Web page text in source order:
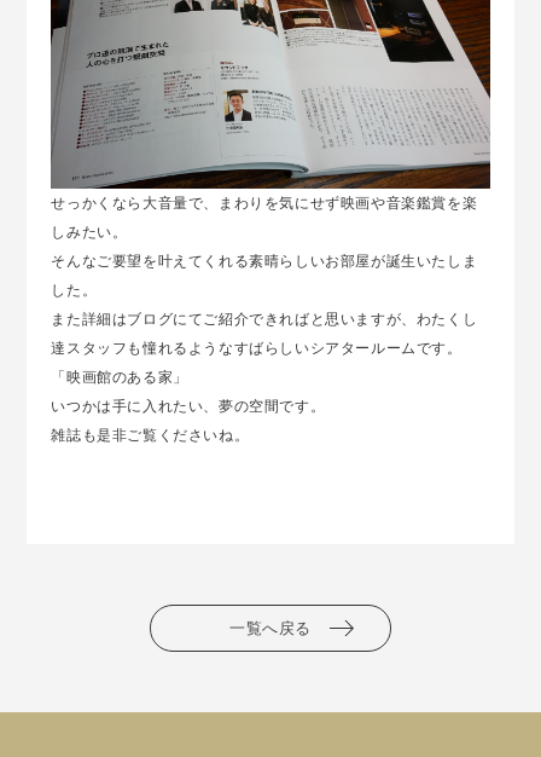
せっかくなら大音量で、まわりを気にせず映画や音楽鑑賞を楽
しみたい。
そんなご要望を叶えてくれる素晴らしいお部屋が誕生いたしま
した。
また詳細はブログにてご紹介できればと思いますが、わたくし
達スタッフも憧れるようなすばらしいシアタールームです。
「映画館のある家」
いつかは手に入れたい、夢の空間です。
雑誌も是非ご覧くださいね。
一覧へ戻る